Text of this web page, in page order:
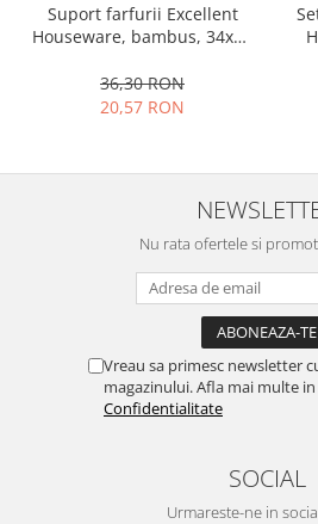
Suport farfurii Excellent
Houseware, bambus, 34x12
36,30 RON
20,57 RON
Nu rata ofertele si
Vreau sa primesc newsletter
magazinului. Afla mai multe in
Confidentialitate
SOCIAL
Urmareste-ne in